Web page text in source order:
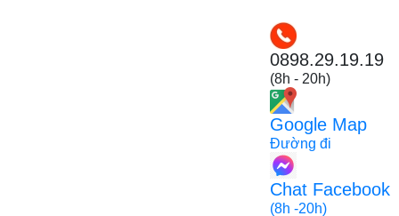
0898.29.19.19
(8h - 20h)
Google Map
Đường đi
Chat Facebook
(8h -20h)